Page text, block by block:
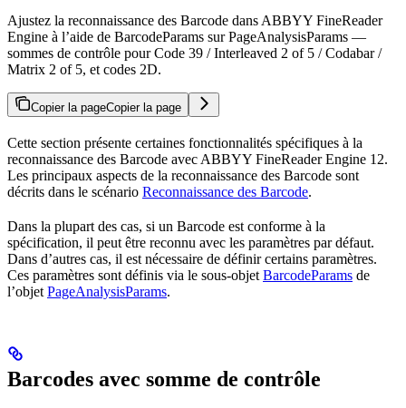
Ajustez la reconnaissance des Barcode dans ABBYY FineReader
Engine à l’aide de BarcodeParams sur PageAnalysisParams —
sommes de contrôle pour Code 39 / Interleaved 2 of 5 / Codabar /
Matrix 2 of 5, et codes 2D.
Copier la pageCopier la page
Cette section présente certaines fonctionnalités spécifiques à la
reconnaissance des Barcode avec ABBYY FineReader Engine 12.
Les principaux aspects de la reconnaissance des Barcode sont
décrits dans le scénario Reconnaissance des Barcode.
Dans la plupart des cas, si un Barcode est conforme à la
spécification, il peut être reconnu avec les paramètres par défaut.
Dans d’autres cas, il est nécessaire de définir certains paramètres.
Ces paramètres sont définis via le sous-objet BarcodeParams de
l’objet PageAnalysisParams.
Barcodes avec somme de contrôle